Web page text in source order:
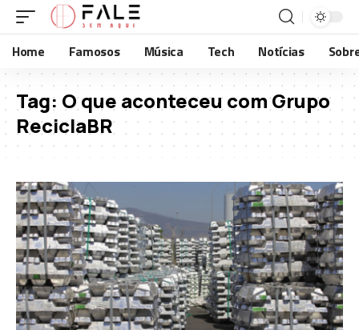
Home Famosos Música Tech Notícias
Tag: O que aconteceu com Grupo
ReciclaBR